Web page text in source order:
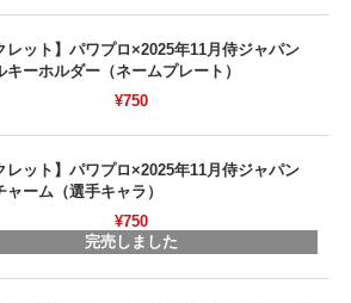
レット】パワプロ×2025年11月侍ジャパン
キーホルダー（ネームプレート）
¥750
レット】パワプロ×2025年11月侍ジャパン
ャーム（選手キャラ）
¥750
完売しました